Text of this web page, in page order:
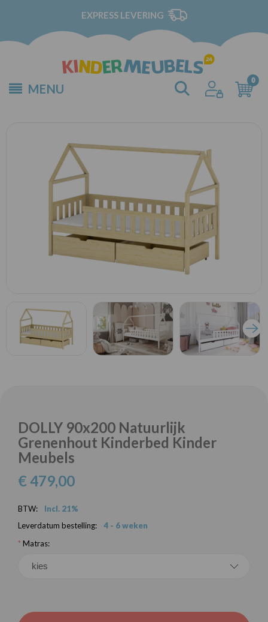
EXPRESS LEVERING
MENU
DOLLY 90x200 Natuurlijk
Grenenhout Kinderbed Kinder
Meubels
€ 479,00
BTW:
Incl. 21%
Leverdatum bestelling:
4 - 6 weken
* Matras: